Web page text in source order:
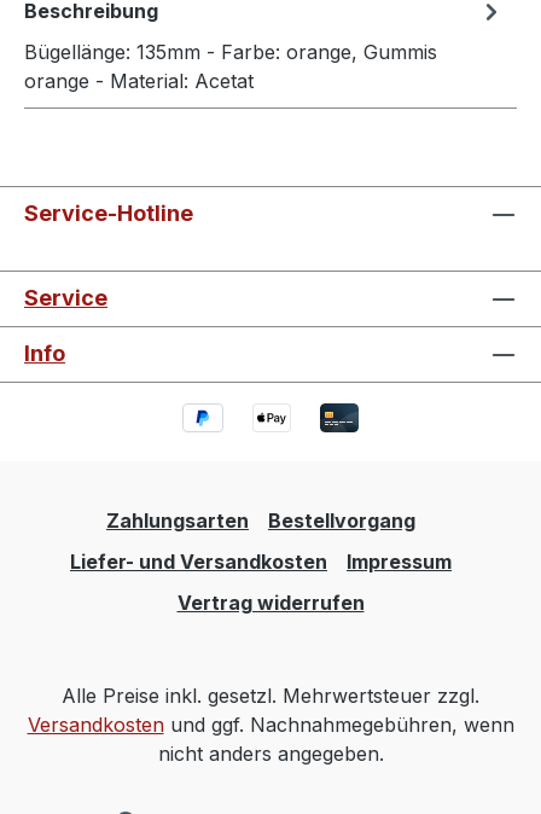
Beschreibung
Bügellänge: 135mm - Farbe: orange, Gummis
orange - Material: Acetat
Service-Hotline
Service
Info
Zahlungsarten
Bestellvorgang
Liefer- und Versandkosten
Impressum
Vertrag widerrufen
Alle Preise inkl. gesetzl. Mehrwertsteuer zzgl.
Versandkostenund ggf. Nachnahmegebühren, wenn
nicht anders angegeben.